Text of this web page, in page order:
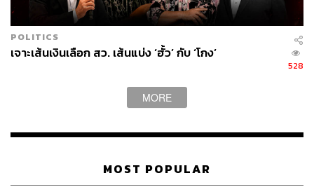
POLITICS
เจาะเส้นเงินเลือก สว. เส้นแบ่ง ‘ฮั้ว’ กับ ‘โกง’
528
MORE
MOST POPULAR